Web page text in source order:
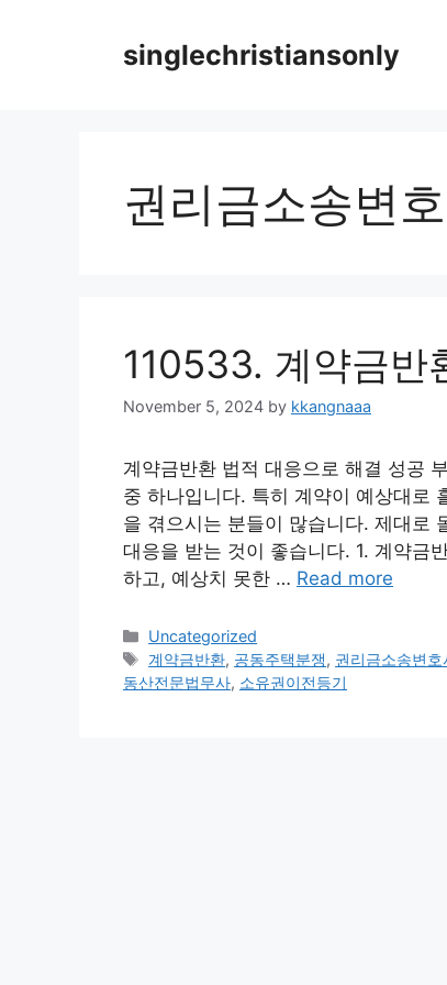
singlechristiansonly
권리금소송변
110533. 계약금반
November 5, 2024 by kkangnaaa
계약금반환 법적 대응으로 해결 성공
중 하나입니다. 특히 계약이 예상대로
을 겪으시는 분들이 많습니다. 제대로
대응을 받는 것이 좋습니다. 1. 계약금
하고, 예상치 못한 … Read more
Categories
Uncategorized
Tags
계약금반환, 공동주택분쟁, 권리금소송변호
동산전문법무사, 소유권이전등기